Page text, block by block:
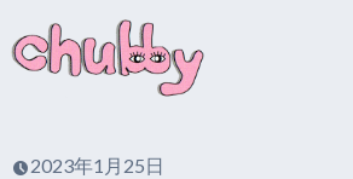
2023年1月25日